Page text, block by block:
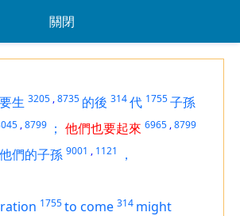
關閉
生 3205 ,8735 的後 314代 1755子孫
,8799 ； 他們也要起來 6965 ,8799
他們的子孫 9001 , 1121
，
1755to come 314 might